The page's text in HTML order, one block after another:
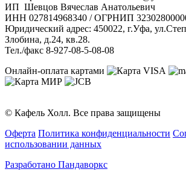
ИП Шевцов Вячеслав Анатольевич
ИНН 027814968340 / ОГРНИП
Юридический адрес: 450022, г.Уфа,
Злобина, д.24, кв.28.
Тел./факс 8-927-08-5-08-08
Онлайн-оплата картами
© Кафель Холл. Все права защищены
Оферта Политика конфиденциальности
использовании данных
Разработано Пандаворкс